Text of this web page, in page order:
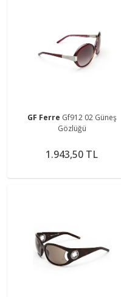
GF Ferre Gf912 02 Güneş
Gözlüğü
1.943,50 TL